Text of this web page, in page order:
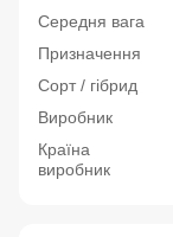
Середня вага
Призначення
Сорт / гібрид
Виробник
Країна
виробник